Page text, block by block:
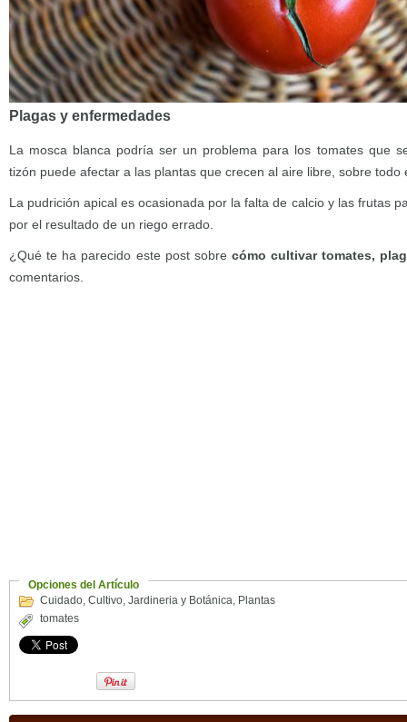
Plagas y enfermedades
La mosca blanca podría ser un problema para los tomates que
tizón puede afectar a las plantas que crecen al aire libre, sobre todo
La pudrición apical es ocasionada por la falta de calcio y las frutas
por el resultado de un riego errado.
¿Qué te ha parecido este post sobre cómo cultivar tomates,
comentarios.
Opciones del Artículo
Cuidado, Cultivo, Jardineria y Botánica, Plantas
tomates